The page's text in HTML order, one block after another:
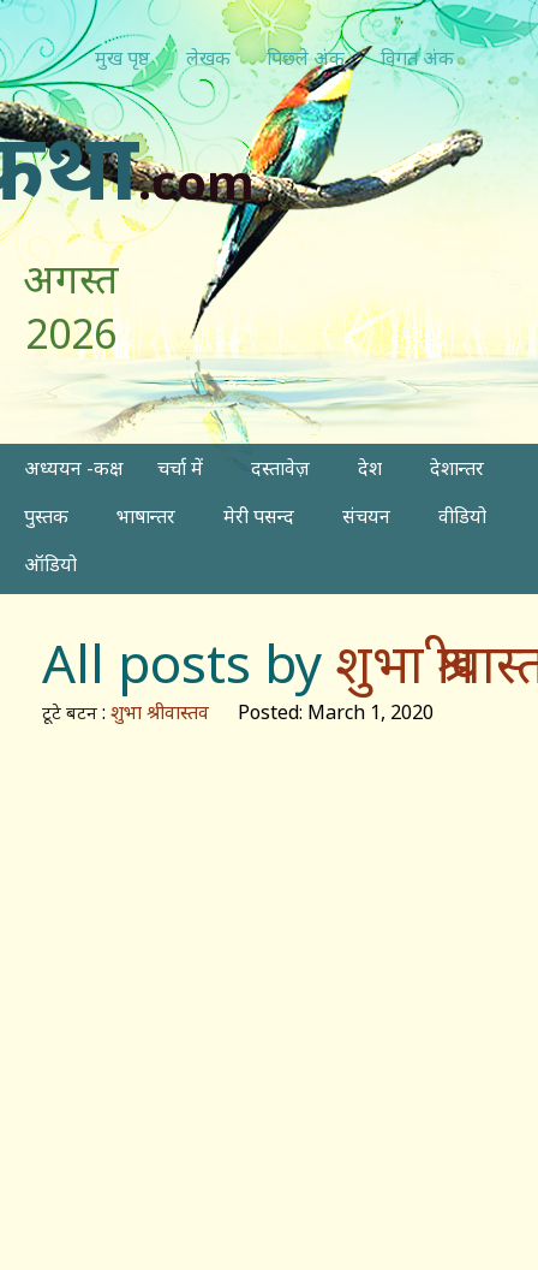
मुख पृष्ठ लेखक पिछ्ले अंक विगत अंक
.com
अगस्त
2026
अध्ययन -कक्ष चर्चा में दस्तावेज़ देश
देशान्तर
पुस्तक
भाषान्तर मेरी पसन्द संचयन
वीडियो
ऑडियो
All posts by शुभा
टूटे बटन : शुभा श्रीवास्तव Posted: March 1, 2020